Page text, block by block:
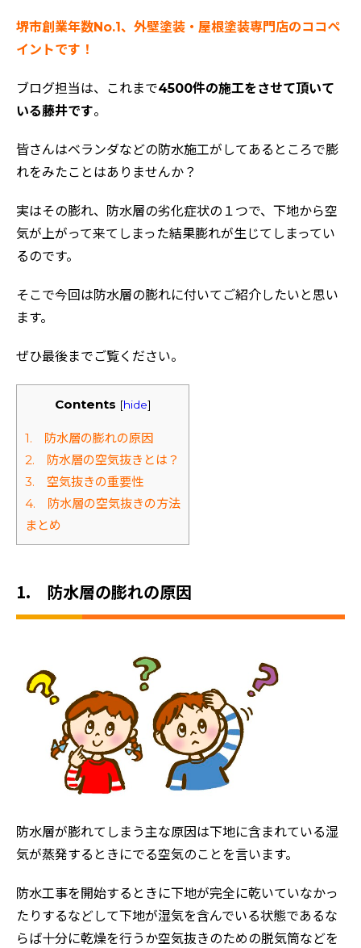
堺市創業年数No.1、外壁塗装・屋根塗装専門店のココペ
イントです！
ブログ担当は、これまで4500件の施工をさせて頂いて
いる藤井です。
皆さんはベランダなどの防水施工がしてあるところで膨
れをみたことはありませんか？
実はその膨れ、防水層の劣化症状の１つで、下地から空
気が上がって来てしまった結果膨れが生じてしまってい
るのです。
そこで今回は防水層の膨れに付いてご紹介したいと思い
ます。
ぜひ最後までご覧ください。
Contents [hide]
1. 防水層の膨れの原因
2. 防水層の空気抜きとは？
3. 空気抜きの重要性
4. 防水層の空気抜きの方法
まとめ
1. 防水層の膨れの原因
防水層が膨れてしまう主な原因は下地に含まれている湿
気が蒸発するときにでる空気のことを言います。
防水工事を開始するときに下地が完全に乾いていなかっ
たりするなどして下地が湿気を含んでいる状態であるな
らば十分に乾燥を行うか空気抜きのための脱気筒などを